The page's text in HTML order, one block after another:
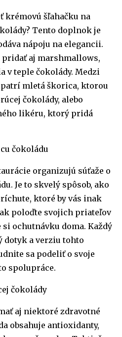
krémovú šľahačku na
Tento doplnok je
nápoju na elegancii.
pridať aj marshmallows,
v teple čokolády. Medzi
mletá škorica, ktorou
čokolády, alebo
likéru, ktorý pridá
čokoládu
organizujú súťaže o
Je to skvelý spôsob, ako
ktoré by vás inak
poloďte svojich priateľov
ochutnávku doma. Každý
dotyk a verziu tohto
sa podeliť o svoje
spolupráce.
čokolády
aj niektoré zdravotné
obsahuje antioxidanty,